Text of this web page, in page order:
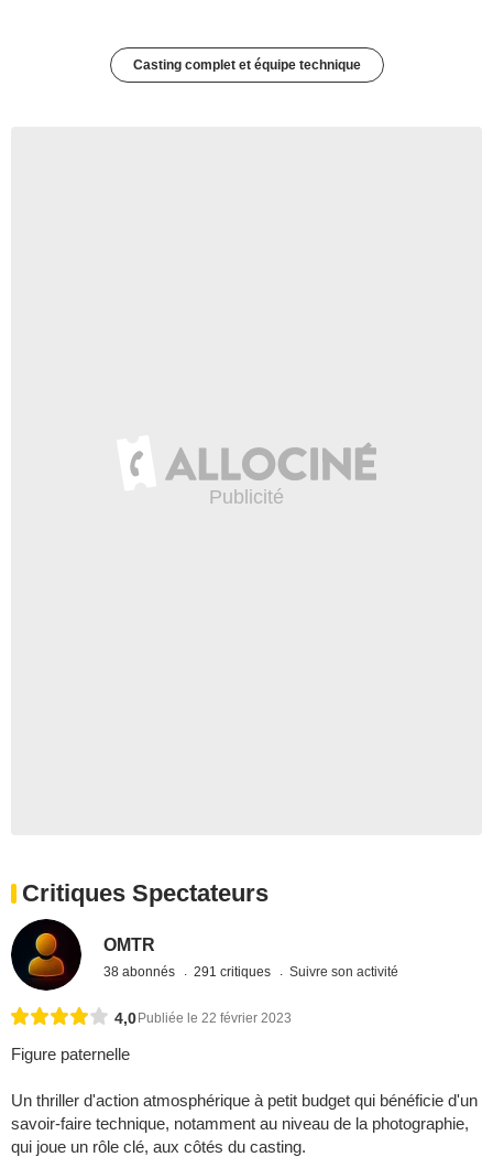
Casting complet et équipe technique
Critiques Spectateurs
OMTR
38 abonnés 291 critiques Suivre son activité
4,0Publiée le 22 février 2023
Figure paternelle
Un thriller d'action atmosphérique à petit budget qui bénéficie d'un
savoir-faire technique, notamment au niveau de la photographie,
qui joue un rôle clé, aux côtés du casting.